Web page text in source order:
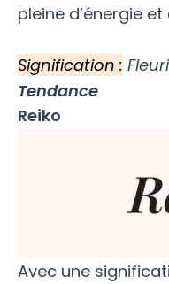
pleine d’énergie
Signification :
Tendance
Reiko
Avec une